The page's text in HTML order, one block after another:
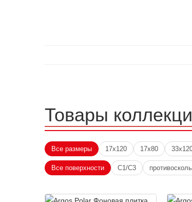
Товары
Все размеры 17x120 17x80
Все поверхности C1/C3